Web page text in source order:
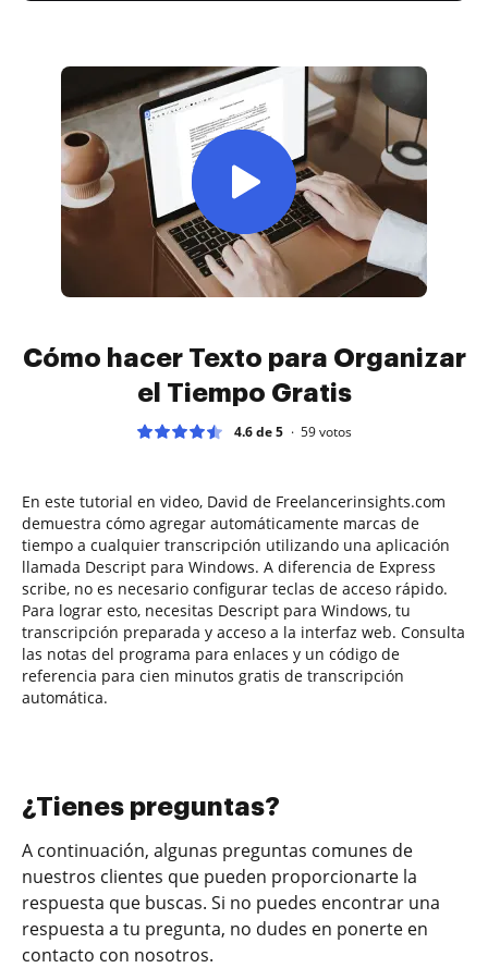
Cómo hacer Texto para Organizar
el Tiempo Gratis
4.6 de 5 59votos
En este tutorial en video, David de Freelancerinsights.com
demuestra cómo agregar automáticamente marcas de
tiempo a cualquier transcripción utilizando una aplicación
llamada Descript para Windows. A diferencia de Express
scribe, no es necesario configurar teclas de acceso rápido.
Para lograr esto, necesitas Descript para Windows, tu
transcripción preparada y acceso a la interfaz web. Consulta
las notas del programa para enlaces y un código de
referencia para cien minutos gratis de transcripción
automática.
¿Tienes preguntas?
A continuación, algunas preguntas comunes de
nuestros clientes que pueden proporcionarte la
respuesta que buscas. Si no puedes encontrar una
respuesta a tu pregunta, no dudes en ponerte en
contacto con nosotros.